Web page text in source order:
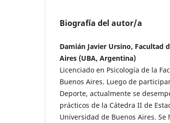
Biografía del autor/a
Damián Javier Ursino, Facultad
Aires (UBA, Argentina)
Licenciado en Psicología de la
Buenos Aires. Luego de
Deporte, actualmente se
prácticos de la Cátedra II de
Universidad de Buenos Aires.